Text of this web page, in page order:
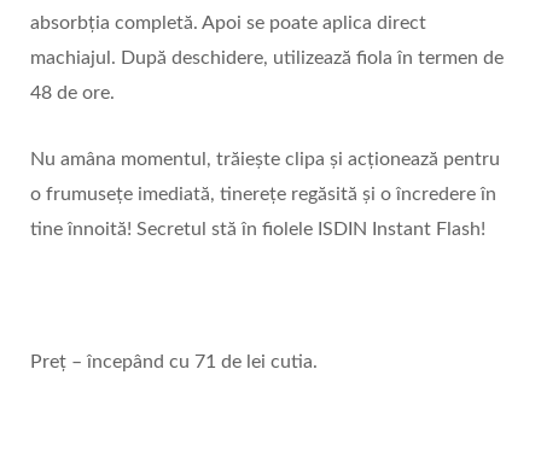
absorbția completă. Apoi se poate aplica direct
machiajul. După deschidere, utilizează fiola în termen de
48 de ore.
Nu amâna momentul, trăiește clipa și acționează pentru
o frumusețe imediată, tinerețe regăsită și o încredere în
tine înnoită! Secretul stă în fiolele ISDIN Instant Flash!
Preț – începând cu 71 de lei cutia.